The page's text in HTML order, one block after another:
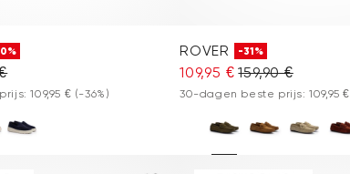
109,95 € (-36%)
ROVER -31%
109,95 € 159,90 €
30-dagen beste prijs: 109,95 €